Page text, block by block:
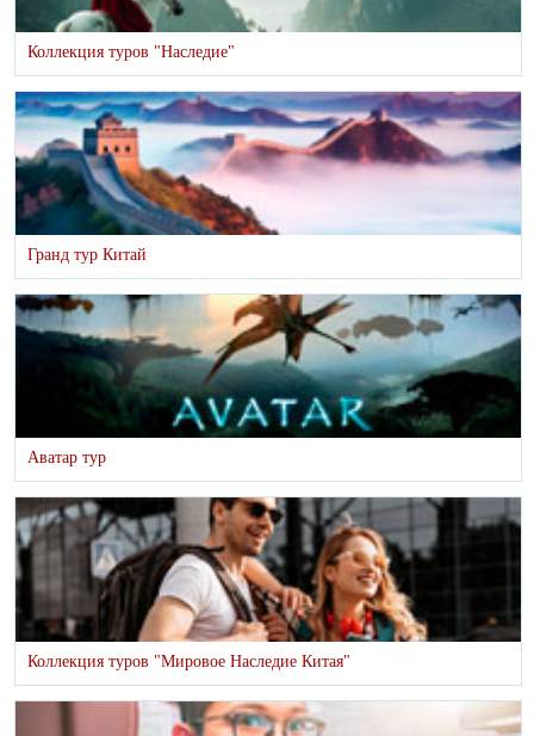
Коллекция туров "Наследие"
Гранд тур Китай
Аватар тур
Коллекция туров "Мировое Наследие Китая"